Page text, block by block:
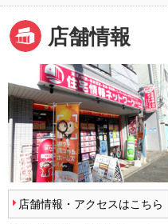
店舗情報
店舗情報・アクセスはこちら